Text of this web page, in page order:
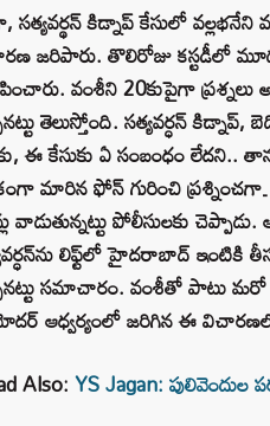
కిడ్నాప్ కేసులో
జరిపారు. తొలిరోజు కస్టడీలో
వంశీని 20కుపైగా
తెలుస్తోంది. సత్యవర్ధన్
ఈ కేసుకు ఏ సంబంధం లేదని..
మారిన ఫోన్‌ గురించి
వాడుతున్నట్టు పోలీసులకు
లిఫ్ట్‌లో హైదరాబాద్‌ ఇంటికి
సమాచారం. వంశీతో పాటు
ఆధ్వర్యంలో జరిగిన ఈ విచారణలో
Also:YS Jagan: